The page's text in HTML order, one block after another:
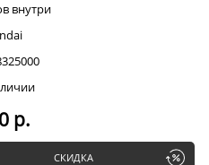
внутри
р.
СКИДКА